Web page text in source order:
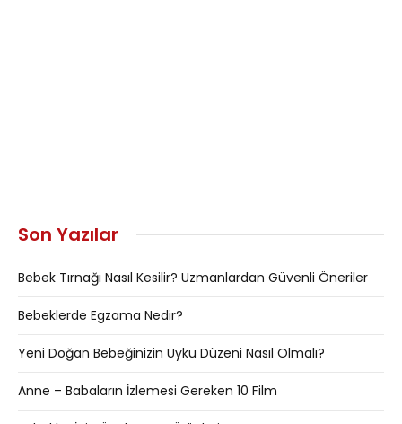
Son Yazılar
Bebek Tırnağı Nasıl Kesilir? Uzmanlardan Güvenli Öneriler
Bebeklerde Egzama Nedir?
Yeni Doğan Bebeğinizin Uyku Düzeni Nasıl Olmalı?
Anne – Babaların İzlemesi Gereken 10 Film